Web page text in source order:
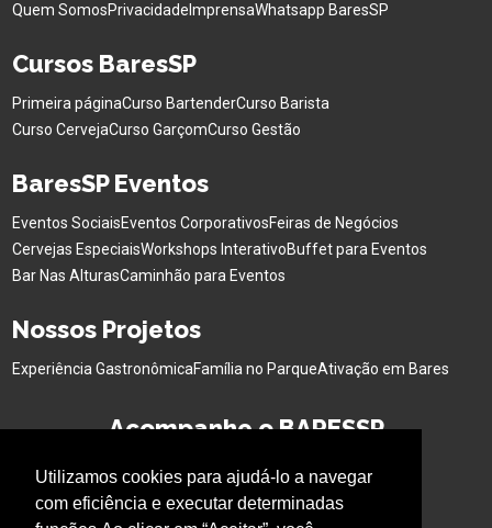
Utilizamos cookies para ajudá-lo a navegar
com eficiência e executar determinadas
Quem SomosPrivacidade ImprensaWhatsapp BaresSP
Cursos BaresSP
Primeira páginaCurso BartenderCurso Barista
Curso CervejaCurso GarçomCurso Gestão
BaresSP Eventos
Eventos SociaisEventos CorporativosFeiras de Negócios
Cervejas EspeciaisWorkshops InterativoBuffet para Eventos
Bar Nas AlturasCaminhão para Eventos
Nossos Projetos
Experiência GastronômicaFamília no ParqueAtivação em Bares
Acompanhe o BARESSP